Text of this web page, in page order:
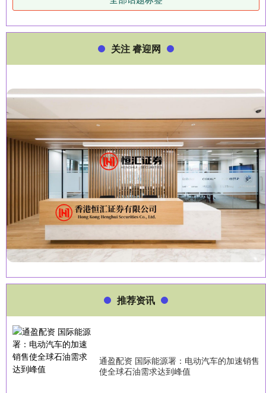
关注 睿迎网
推荐资讯
通盈配资 国际能源署：电动汽车的加速销售
使全球石油需求达到峰值